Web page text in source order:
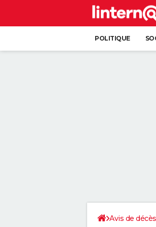
POLITIQUE
Avis de décès